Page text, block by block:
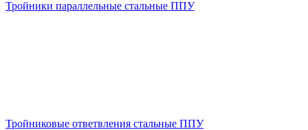
Тройники параллельные стальные ППУ
Тройниковые ответвления стальные ППУ